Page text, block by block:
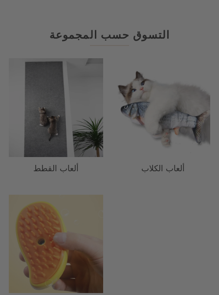
التسوق حسب المجموعة
ألعاب القطط ألعاب الكلاب